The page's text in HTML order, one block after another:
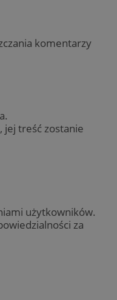
komentarzy
jej treść zostanie
użytkowników.
za